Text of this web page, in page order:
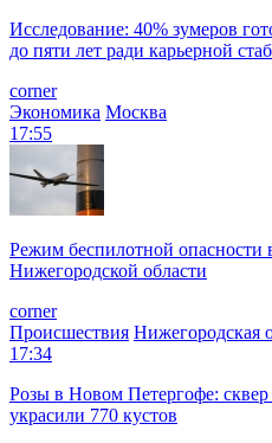
Исследование: 40% зумеров
до пяти лет ради карьерной
corner
Экономика Москва
17:55
Режим беспилотной опасности
Нижегородской области
corner
Происшествия Нижегородская
17:34
Розы в Новом Петергофе:
украсили 770 кустов